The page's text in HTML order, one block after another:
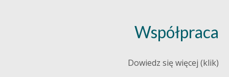
Współpraca
Dowiedz się więcej (klik)